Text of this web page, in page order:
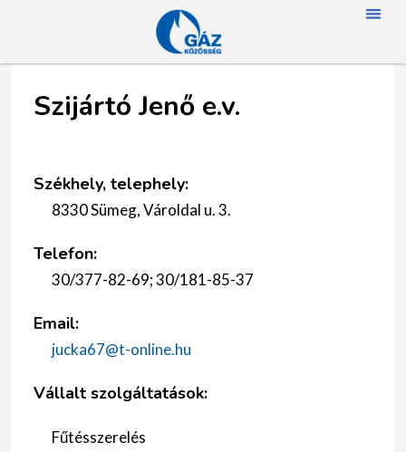
Szijártó Jenő e.v.
Székhely, telephely:
8330 Sümeg, Vároldal u. 3.
Telefon:
30/377-82-69; 30/181-85-37
Email:
jucka67@t-online.hu
Vállalt szolgáltatások:
Fűtésszerelés